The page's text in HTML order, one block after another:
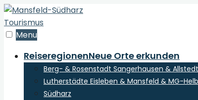
zum
Inhalt
derMenu
ReiseregionenNeue Orte erkunden
Berg- & Rosenstadt Sangerhausen & Allstedt
Lutherstädte Eisleben & Mansfeld & MG-
Südharz